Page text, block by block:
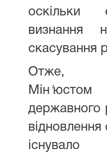
оскільки
визнання
скасування
Отже,
Мін '
державного